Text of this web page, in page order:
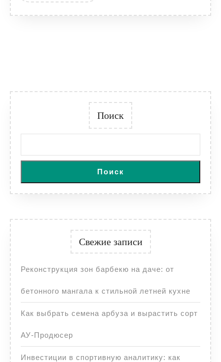
Поиск
Поиск
Свежие записи
Реконструкция зон барбекю на даче: от
бетонного мангала к стильной летней кухне
Как выбрать семена арбуза и вырастить сорт
АУ-Продюсер
Инвестиции в спортивную аналитику: как